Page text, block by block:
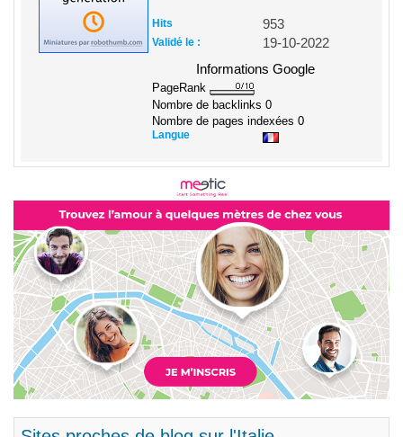
Hits 953
Validé le :
19-10-2022
Informations Google
PageRank
Nombre de backlinks 0
Nombre de pages indexées 0
Langue